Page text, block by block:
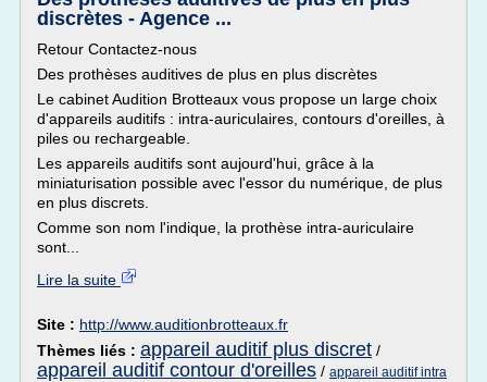
discrètes - Agence ...
Retour Contactez-nous
Des prothèses auditives de plus en plus discrètes
Le cabinet Audition Brotteaux vous propose un large choix
d'appareils auditifs : intra-auriculaires, contours d'oreilles, à
piles ou rechargeable.
Les appareils auditifs sont aujourd'hui, grâce à la
miniaturisation possible avec l'essor du numérique, de plus
en plus discrets.
Comme son nom l'indique, la prothèse intra-auriculaire
sont...
Lire la suite
Site : http://www.auditionbrotteaux.fr
Thèmes liés : appareil auditif plus discret /
appareil auditif contour d'oreilles / appareil auditif intra